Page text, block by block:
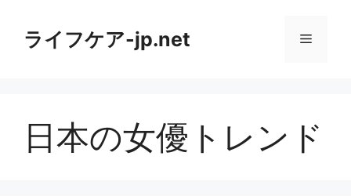
ライフケア-jp.net メ
ュ
日本の女優トレンド